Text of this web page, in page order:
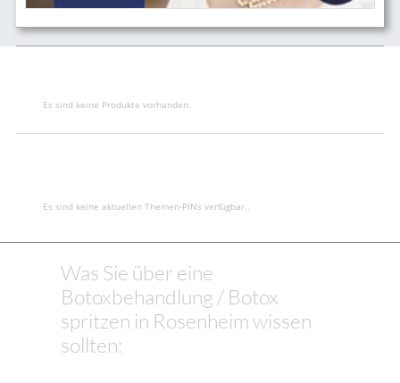
Es sind keine Produkte vorhanden.
Es sind keine aktuellen Themen-PINs verfügbar..
Was Sie über eine
Botoxbehandlung / Botox
spritzen in Rosenheim wissen
sollten: